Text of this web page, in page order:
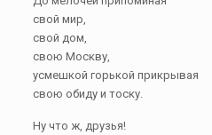
свой мир,
свой дом,
свою Москву,
усмешкой горькой прикрывая
свою обиду и тоску.
Ну что ж, друзья!